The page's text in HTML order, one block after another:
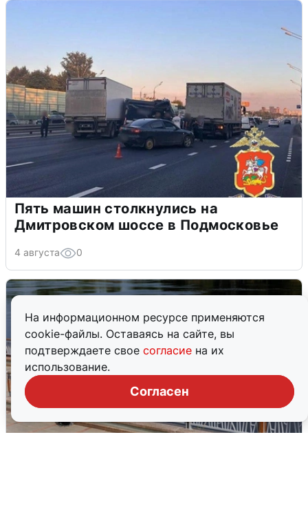
На информационном ресурсе применяются
cookie-файлы. Оставаясь на сайте, вы
подтверждаете свое согласие на их
использование.
Согласен
Пять машин столкнулись на
Дмитровском шоссе в Подмосковье
4 августа 0